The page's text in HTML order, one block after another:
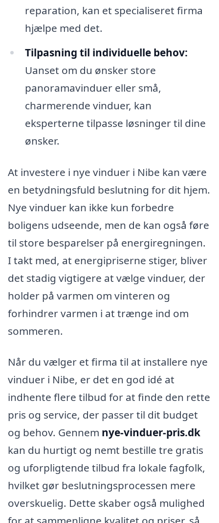
reparation, kan et specialiseret firma
hjælpe med det.
Tilpasning til individuelle behov:
Uanset om du ønsker store
panoramavinduer eller små,
charmerende vinduer, kan
eksperterne tilpasse løsninger til dine
ønsker.
At investere i nye vinduer i Nibe kan være
en betydningsfuld beslutning for dit hjem.
Nye vinduer kan ikke kun forbedre
boligens udseende, men de kan også føre
til store besparelser på energiregningen.
I takt med, at energipriserne stiger, bliver
det stadig vigtigere at vælge vinduer, der
holder på varmen om vinteren og
forhindrer varmen i at trænge ind om
sommeren.
Når du vælger et firma til at installere nye
vinduer i Nibe, er det en god idé at
indhente flere tilbud for at finde den rette
pris og service, der passer til dit budget
og behov. Gennem nye-vinduer-pris.dk
kan du hurtigt og nemt bestille tre gratis
og uforpligtende tilbud fra lokale fagfolk,
hvilket gør beslutningsprocessen mere
overskuelig. Dette skaber også mulighed